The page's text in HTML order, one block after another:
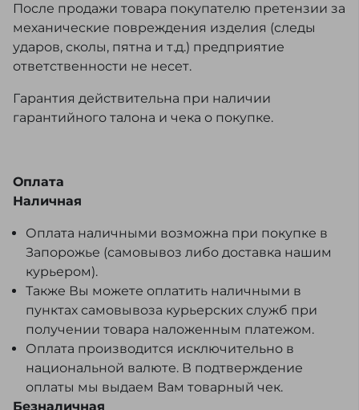
После продажи товара покупателю претензии за
механические повреждения изделия (следы
ударов, сколы, пятна и т.д.) предприятие
ответственности не несет.
Гарантия действительна при наличии
гарантийного талона и чека о покупке.
Оплата
Наличная
Оплата наличными возможна при покупке в
Запорожье (самовывоз либо доставка нашим
курьером).
Также Вы можете оплатить наличными в
пунктах самовывоза курьерских служб при
получении товара наложенным платежом.
Оплата производится исключительно в
национальной валюте. В подтверждение
оплаты мы выдаем Вам товарный чек.
Безналичная